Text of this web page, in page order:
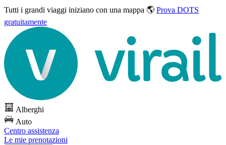
Tutti i grandi viaggi iniziano con una mappa 🌎 Prova DOTS
gratuitamente
Alberghi
Auto
Centro assistenza
Le mie prenotazioni